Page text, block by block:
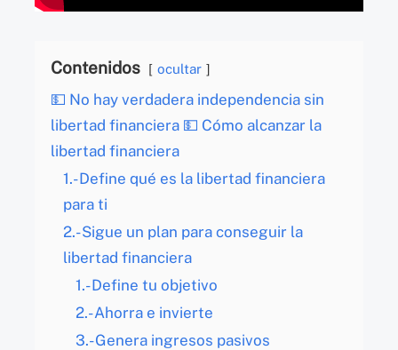
Contenidos ocultar
💵 No hay verdadera independencia sin
libertad financiera 💵 Cómo alcanzar la
libertad financiera
1.- Define qué es la libertad financiera
para ti
2.- Sigue un plan para conseguir la
libertad financiera
1.- Define tu objetivo
2.- Ahorra e invierte
3.- Genera ingresos pasivos